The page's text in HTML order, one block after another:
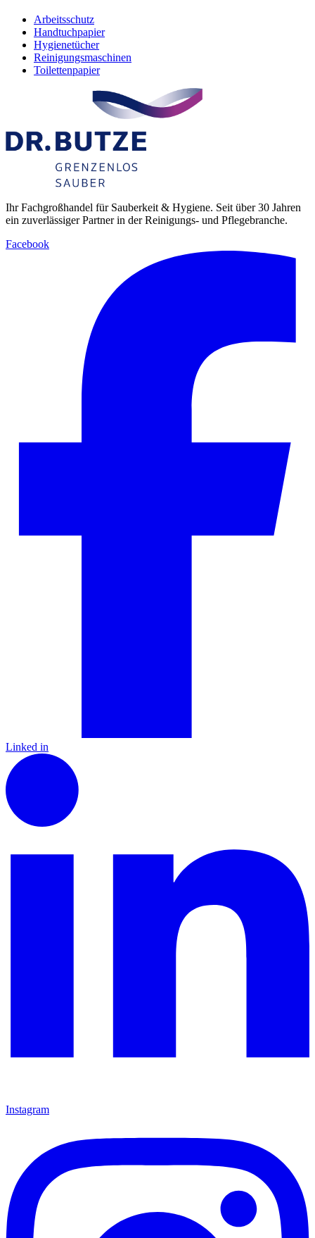
Arbeitsschutz
Handtuchpapier
Hygienetücher
Reinigungsmaschinen
Toilettenpapier
Ihr Fachgroßhandel für Sauberkeit & Hygiene. Seit über 30 Jahren
ein zuverlässiger Partner in der Reinigungs- und Pflegebranche.
Facebook
Linked in
Instagram